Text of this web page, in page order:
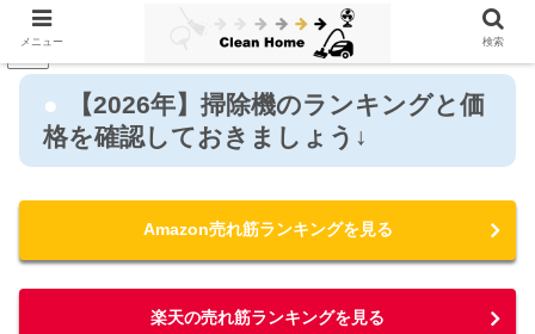
【2026年】掃除機のランキングと価
格を確認しておきましょう↓
Amazon売れ筋ランキングを見る
楽天の売れ筋ランキングを見る
メニュー 検索